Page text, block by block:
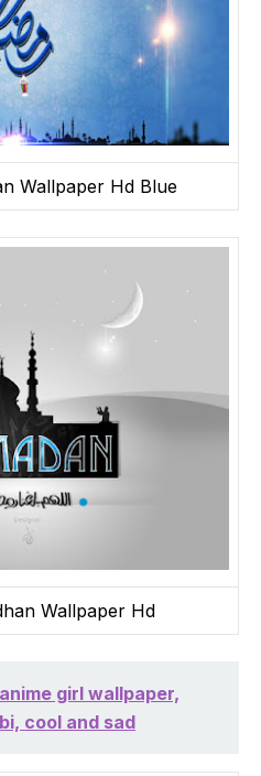
Wallpaper Hd Blue
Wallpaper Hd
girl wallpaper,
cool and sad